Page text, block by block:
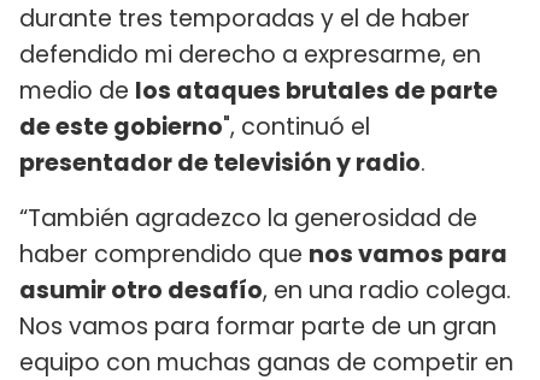
durante tres temporadas y el de haber
defendido mi derecho a expresarme, en
medio de los ataques brutales de parte
de este gobierno", continuó el
presentador de televisión y radio.
“También agradezco la generosidad de
haber comprendido que nos vamos para
asumir otro desafío, en una radio colega.
Nos vamos para formar parte de un gran
equipo con muchas ganas de competir en